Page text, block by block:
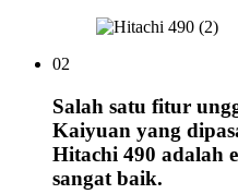
02
Salah satu fitur
Kaiyuan yang
Hitachi 490 adalah
sangat baik.